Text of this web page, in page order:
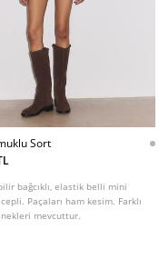
Sort
bağcıklı, elastik belli mini
Paçaları ham kesim. Farklı
mevcuttur.